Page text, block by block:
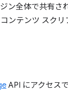
ン全体で共有さ
ンテンツ スク
API にアクセス